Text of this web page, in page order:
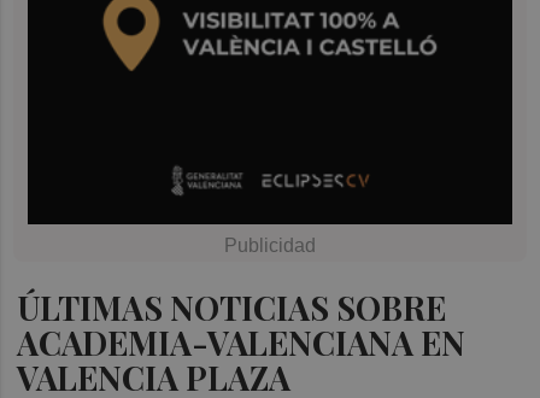
ÚLTIMAS NOTICIAS SOBRE
ACADEMIA-VALENCIANA EN
VALENCIA PLAZA